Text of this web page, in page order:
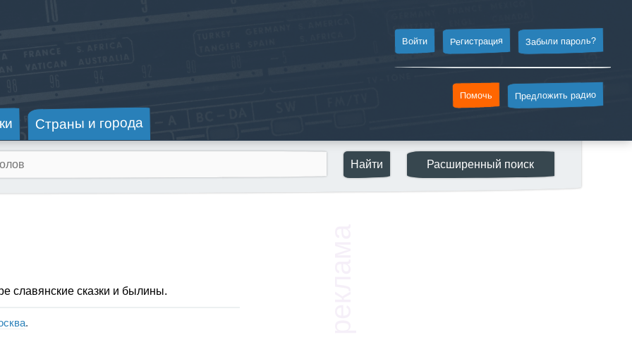
Забыли пароль?
Регистрация
Войти
Предложить радио
Помочь
Страны и города
славянские сказки и былины.
.